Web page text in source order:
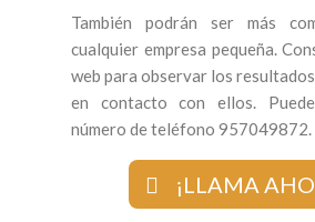
También podrán ser más
cualquier empresa pequeña.
web para observar los
en contacto con ellos.
número de teléfono 957049872.
¡LLAMA